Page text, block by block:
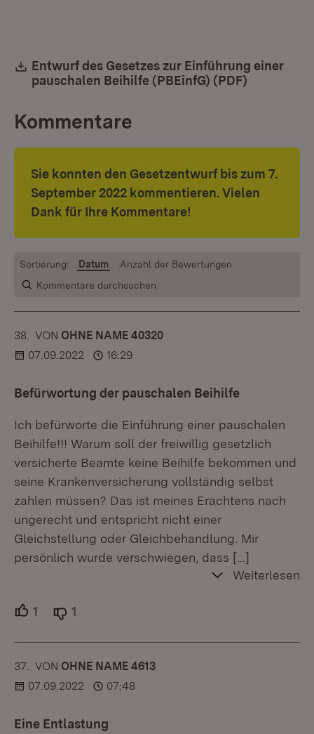
Download:
Entwurf des Gesetzes zur Einführung einer
pauschalen Beihilfe (PBEinfG) (PDF)
Kommentare
Sie konnten den Gesetzentwurf bis zum 7.
September 2022 kommentieren. Vielen
Dank für Ihre Kommentare!
Kommentare durchsuchen
Sortierung: Datum Anzahl der Bewertungen
38. KOMMENTAR
VON :OHNE NAME 40320
07.09.2022
16:29
Befürwortung der pauschalen Beihilfe
Ich befürworte die Einführung einer pauschalen
Beihilfe!!! Warum soll der freiwillig gesetzlich
versicherte Beamte keine Beihilfe bekommen und
seine Krankenversicherung vollständig selbst
zahlen müssen? Das ist meines Erachtens nach
ungerecht und entspricht nicht einer
Gleichstellung oder Gleichbehandlung. Mir
persönlich wurde verschwiegen, dass […]
Weiterlesen
1 Unterstützer.
1
37. KOMMENTAR
VON :OHNE NAME 4613
07.09.2022
07:48
Eine Entlastung